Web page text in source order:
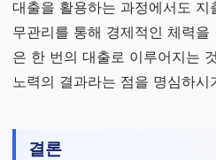
대출을 활용하는 과정에서도 지
무관리를 통해 경제적인 체력
은 한 번의 대출로 이루어지는
노력의 결과라는 점을 명심하시
결론